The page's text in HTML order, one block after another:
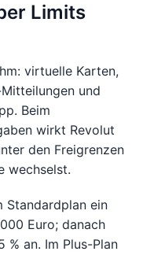
Limits
virtuelle Karten,
und
Beim
wirkt Revolut
den Freigrenzen
wechselst.
Standardplan ein
Euro; danach
% an. Im Plus-Plan